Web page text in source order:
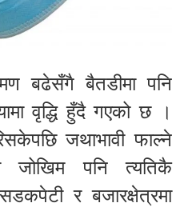
बढेसँगै बैतडीमा पनि
वृद्धि हुँदै गएको छ ।
जथाभावी फाल्ने
जोखिम पनि त्यतिकै
र बजारक्षेत्रमा